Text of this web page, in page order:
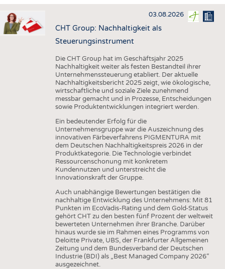
HAUS- UND HEIMTEXTILIEN
BEKLEIDUNG
AUSSCHREIBUNGEN
DTV AUSSCHREIBUNGSDIENST
STATISTICS
ADRESSEN & LINKS
PUBLIKATIONEN
BRANCHENTERMINE
03.08.2026
CHT Group: Nachhaltigkeit als
Steuerungsinstrument
Die CHT Group hat im Geschäftsjahr 2025
Nachhaltigkeit weiter als festen Bestandteil ihrer
Unternehmenssteuerung etabliert. Der aktuelle
Nachhaltigkeitsbericht 2025 zeigt, wie ökologische,
wirtschaftliche und soziale Ziele zunehmend
messbar gemacht und in Prozesse, Entscheidungen
sowie Produktentwicklungen integriert werden.
Ein bedeutender Erfolg für die
Unternehmensgruppe war die Auszeichnung des
innovativen Färbeverfahrens PIGMENTURA mit
dem Deutschen Nachhaltigkeitspreis 2026 in der
Produktkategorie. Die Technologie verbindet
Ressourcenschonung mit konkretem
Kundennutzen und unterstreicht die
Innovationskraft der Gruppe.
Auch unabhängige Bewertungen bestätigen die
nachhaltige Entwicklung des Unternehmens: Mit 81
Punkten im EcoVadis-Rating und dem Gold-Status
gehört CHT zu den besten fünf Prozent der weltweit
bewerteten Unternehmen ihrer Branche. Darüber
hinaus wurde sie im Rahmen eines Programms von
Deloitte Private, UBS, der Frankfurter Allgemeinen
Zeitung und dem Bundesverband der Deutschen
Industrie (BDI) als „Best Managed Company 2026“
ausgezeichnet.